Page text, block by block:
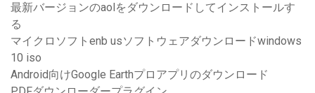
最新バージョンのaolをダウンロードしてインストールす
る
マイクロソフトenb usソフトウェアダウンロードwindows
10 iso
Android向けGoogle Earthプロアプリのダウンロード